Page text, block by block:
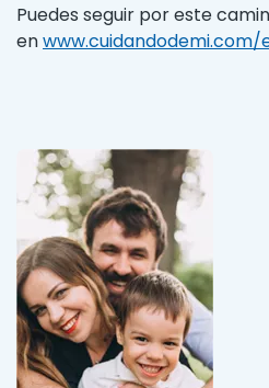
Puedes seguir por este
en